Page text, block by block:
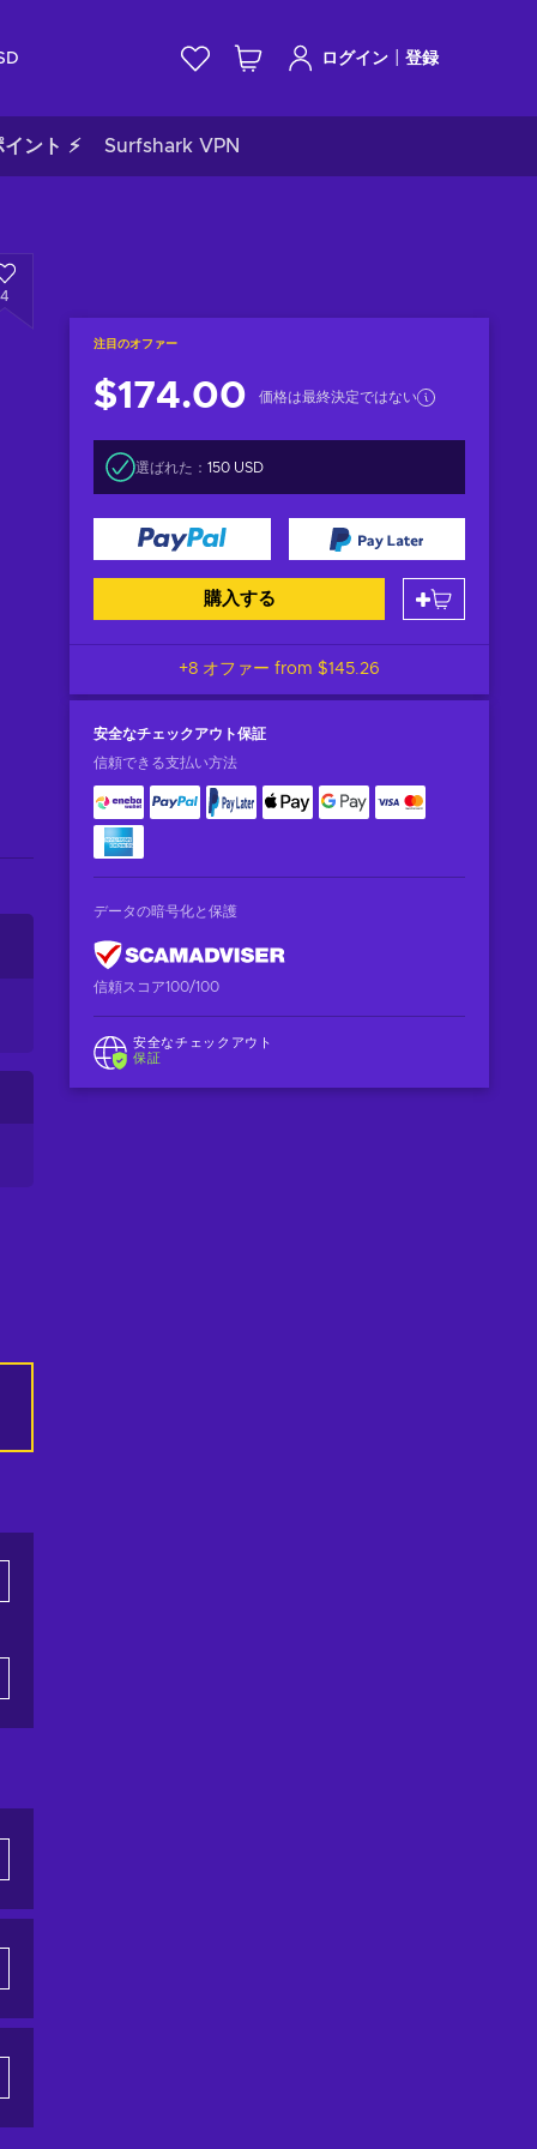
ログイン 登録
ント ⚡ Surfshark VPN
4
注目のオファー
$174.00 価格は最終決定ではない
選ばれた： 150 USD
購入する
+8 オファー from $145.26
安全なチェックアウト保証
信頼できる支払い方法
データの暗号化と保護
信頼スコア100/100
安全なチェックアウト
保証